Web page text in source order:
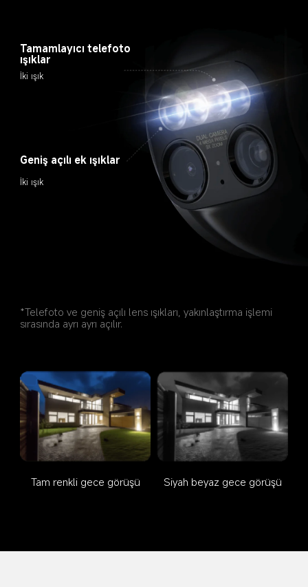
Tamamlayıcı telefoto
ışıklar
İki ışık
Geniş açılı ek ışıklar
İki ışık
*Telefoto ve geniş açılı lens ışıkları, yakınlaştırma işlemi
sırasında ayrı ayrı açılır.
Tam renkli gece görüşü Siyah beyaz gece görüşü